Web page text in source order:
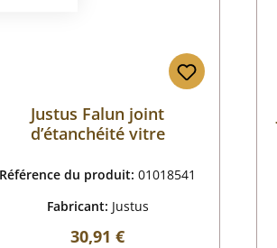
Justus Falun joint
d’étanchéité vitre
Référence du produit:01018541
Fabricant: Justus
Prix régulier :
30,91 €